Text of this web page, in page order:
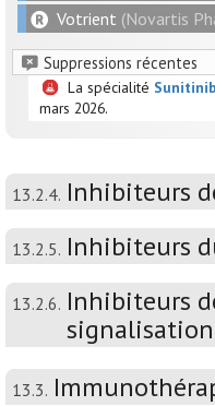
Votrient (Novartis
Suppressions récentes
La spécialité Sunitinib
mars 2026.
13.2.4. Inhibiteurs
13.2.5. Inhibiteurs
13.2.6. Inhibiteurs
signalisation
13.3.